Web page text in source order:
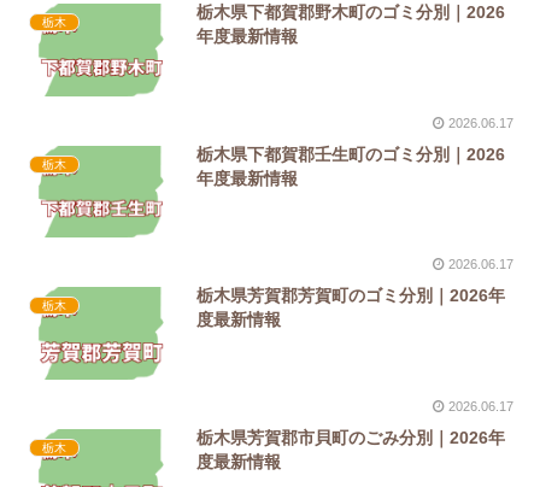
栃木
栃木県下都賀郡野木町のゴミ分別｜2026
年度最新情報
2026.06.17
栃木
栃木県下都賀郡壬生町のゴミ分別｜2026
年度最新情報
2026.06.17
栃木
栃木県芳賀郡芳賀町のゴミ分別｜2026年
度最新情報
2026.06.17
栃木
栃木県芳賀郡市貝町のごみ分別｜2026年
度最新情報